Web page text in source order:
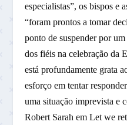
especialistas”, os bispos e
“foram prontos a tomar
ponto de suspender por
dos fiéis na celebração da
está profundamente grata
esforço em tentar
uma situação imprevista e
Robert Sarah em Let we